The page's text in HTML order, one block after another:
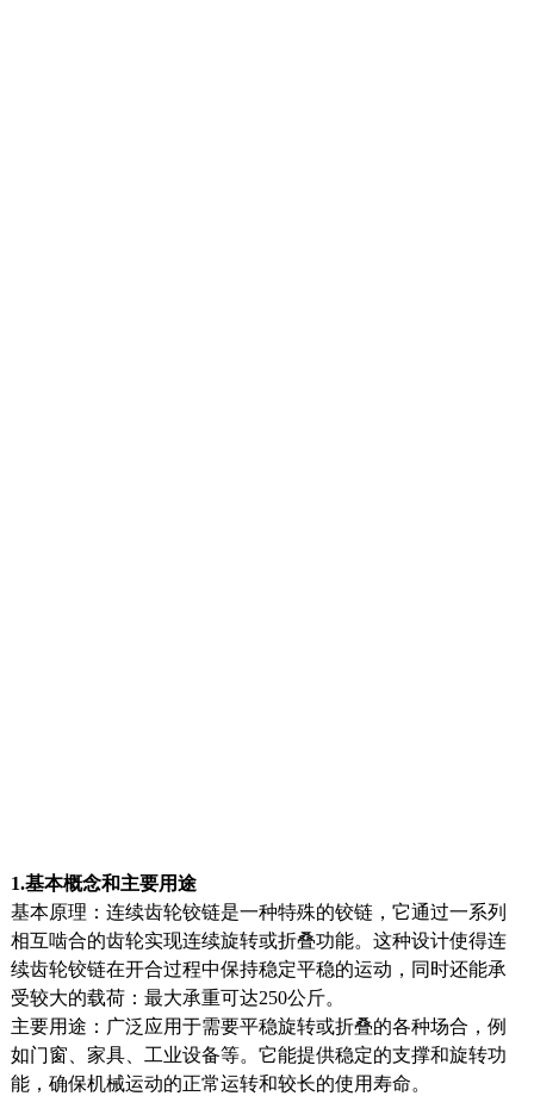
1.基本概念和主要用途
基本原理：连续齿轮铰链是一种特殊的铰链，它通过一系列
相互啮合的齿轮实现连续旋转或折叠功能。这种设计使得连
续齿轮铰链在开合过程中保持稳定平稳的运动，同时还能承
受较大的载荷：最大承重可达250公斤。
主要用途：广泛应用于需要平稳旋转或折叠的各种场合，例
如门窗、家具、工业设备等。它能提供稳定的支撑和旋转功
能，确保机械运动的正常运转和较长的使用寿命。